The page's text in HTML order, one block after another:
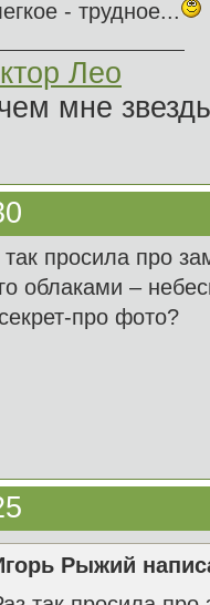
- трудное...
Лео
мне
так просила про
облаками –
про фото?
Рыжий